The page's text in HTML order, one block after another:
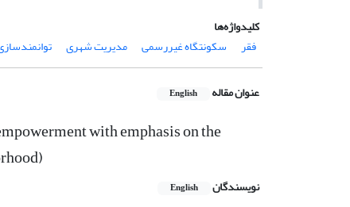
کلیدواژه‌ها
فقر
سکونتگاه غیررسمی مدیریت شهری
عنوان مقاله English
with emphasis on the
نویسندگان English